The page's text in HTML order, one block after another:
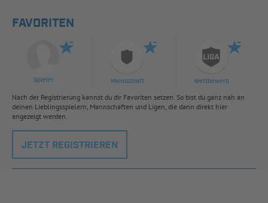
FAVORITEN
Spieler Mannschaft Wettbewerb
Nach der Registrierung kannst du dir Favoriten setzen. So bist du ganz nah an
deinen Lieblingsspielern, Mannschaften und Ligen, die dann direkt hier
angezeigt werden.
JETZT REGISTRIEREN